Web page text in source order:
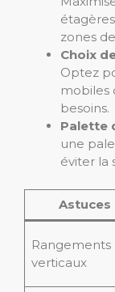
zones
Choix
Optez
mobiles
besoins.
Palette
une
éviter la
Astuces
Rangements
verticaux